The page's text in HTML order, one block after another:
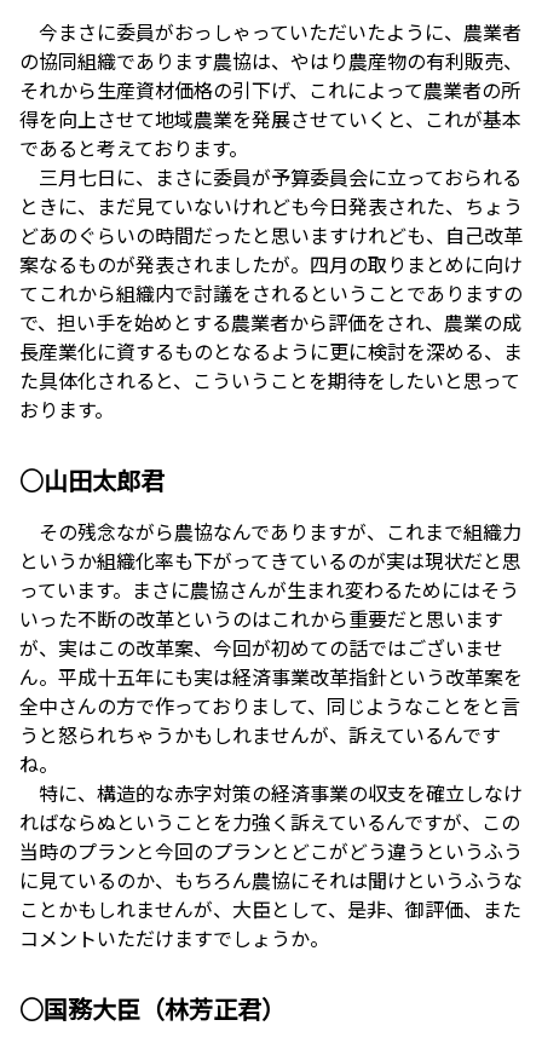
今まさに委員がおっしゃっていただいたように、農業者
の協同組織であります農協は、やはり農産物の有利販売、
それから生産資材価格の引下げ、これによって農業者の所
得を向上させて地域農業を発展させていくと、これが基本
であると考えております。
三月七日に、まさに委員が予算委員会に立っておられる
ときに、まだ見ていないけれども今日発表された、ちょう
どあのぐらいの時間だったと思いますけれども、自己改革
案なるものが発表されましたが。四月の取りまとめに向け
てこれから組織内で討議をされるということでありますの
で、担い手を始めとする農業者から評価をされ、農業の成
長産業化に資するものとなるように更に検討を深める、ま
た具体化されると、こういうことを期待をしたいと思って
おります。
○山田太郎君
その残念ながら農協なんでありますが、これまで組織力
というか組織化率も下がってきているのが実は現状だと思
っています。まさに農協さんが生まれ変わるためにはそう
いった不断の改革というのはこれから重要だと思います
が、実はこの改革案、今回が初めての話ではございませ
ん。平成十五年にも実は経済事業改革指針という改革案を
全中さんの方で作っておりまして、同じようなことをと言
うと怒られちゃうかもしれませんが、訴えているんです
ね。
特に、構造的な赤字対策の経済事業の収支を確立しなけ
ればならぬということを力強く訴えているんですが、この
当時のプランと今回のプランとどこがどう違うというふう
に見ているのか、もちろん農協にそれは聞けというふうな
ことかもしれませんが、大臣として、是非、御評価、また
コメントいただけますでしょうか。
○国務大臣（林芳正君）